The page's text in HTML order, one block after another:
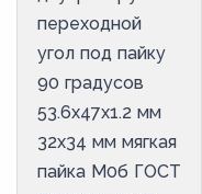
переходной
угол под пайку
90 градусов
53.6х47х1.2 мм
32х34 мм мягкая
пайка М0б ГОСТ